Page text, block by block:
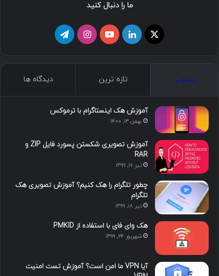
ما را دنبال کنید
د
ی
ن
و
ت
گ
ا
ا
محبوب تازه ترین دیدگاه ها
آموزش هک اینستاگرام با ترموکس
بهمن ۱۳, ۱۴۰۰
آموزش تصویری شکستن پسورد فایل ZIP و
RAR
تیر ۱۶, ۱۳۹۹
چطور تلگرام را هک کنیم؟ آموزش تصویری هک
تلگرام
تیر ۱۸, ۱۳۹۹
هک وای فای با استفاده از PMKID
شهریور ۲۴, ۱۳۹۹
آیا VPN ما امن است؟ آموزش تست امنیت